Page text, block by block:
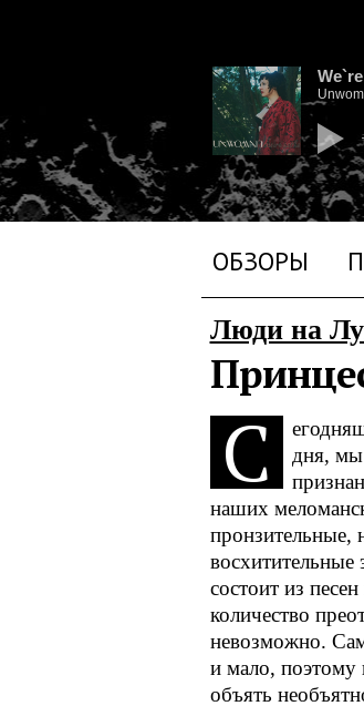
ОБЗОРЫ
Люди на
C
дня, мы
наших
восхитительные
состоит из
количество
невозможно.
и мало, поэтому
объять